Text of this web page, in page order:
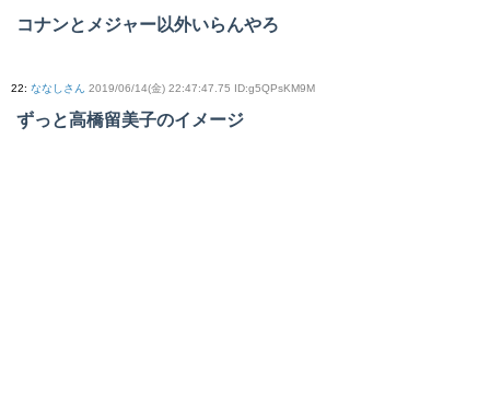
コナンとメジャー以外いらんやろ
22: ななしさん 2019/06/14(金) 22:47:47.75 ID:g5QPsKM9M
ずっと高橋留美子のイメージ